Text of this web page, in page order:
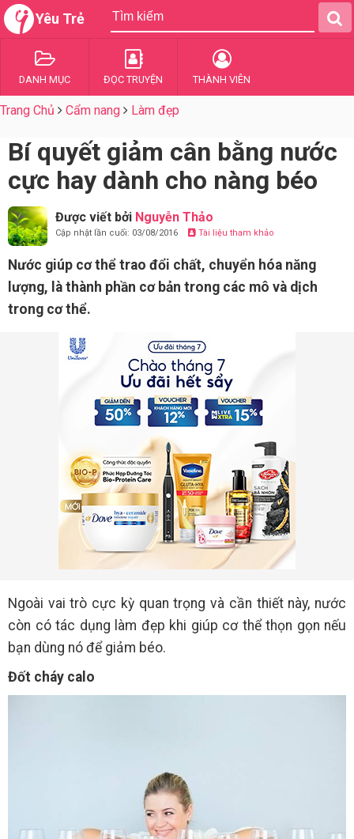
Yêu Trẻ
DANH MỤC ĐỌC TRUYỆN THÀNH VIÊN
Trang Chủ Cẩm nang Làm đẹp
Bí quyết giảm cân bằng nước
cực hay dành cho nàng béo
Được viết bởi Nguyễn Thảo
Cập nhật lần cuối: 03/08/2016 Tài liệu tham khảo
Nước giúp cơ thể trao đổi chất, chuyển hóa năng
lượng, là thành phần cơ bản trong các mô và dịch
trong cơ thể.
Ngoài vai trò cực kỳ quan trọng và cần thiết này, nước
còn có tác dụng làm đẹp khi giúp cơ thể thọn gọn nếu
bạn dùng nó để giảm béo.
Đốt cháy calo